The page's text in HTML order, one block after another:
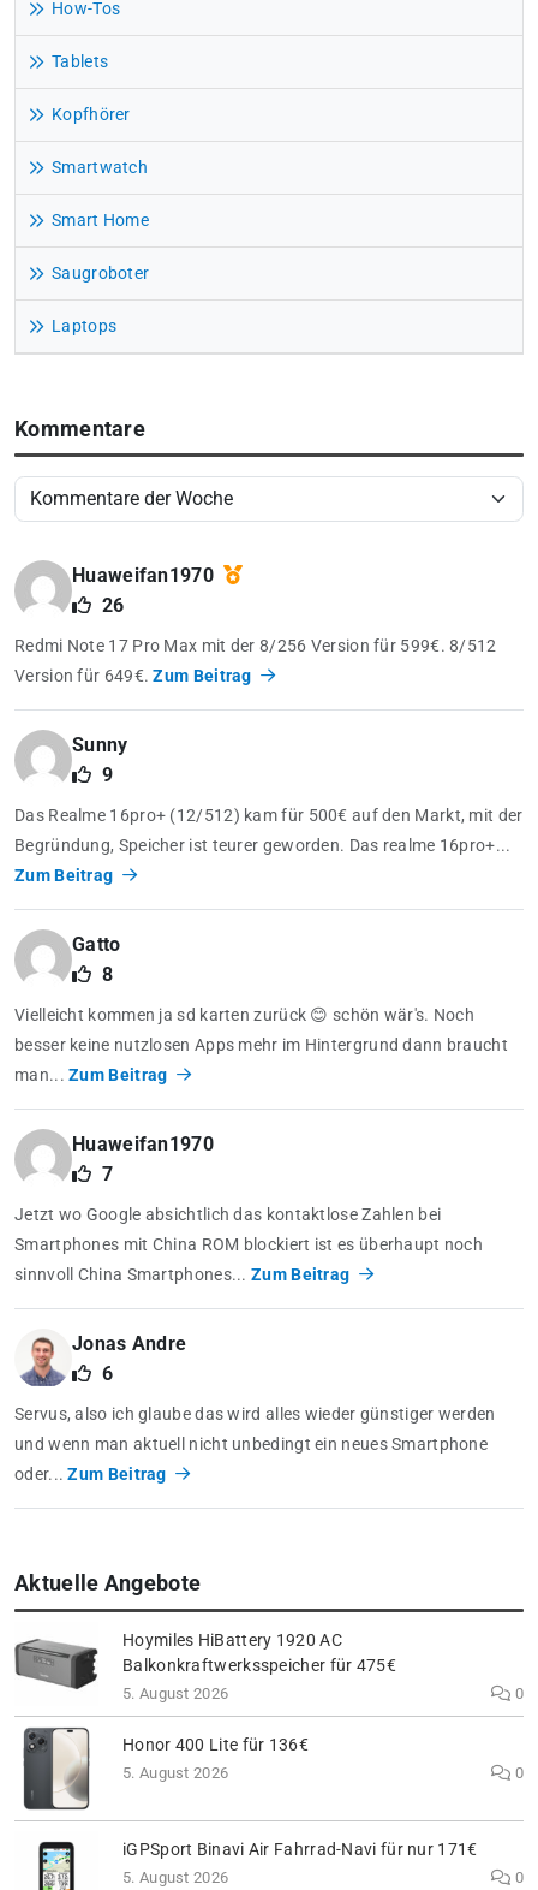
How-Tos
Tablets
Kopfhörer
Smartwatch
Smart Home
Saugroboter
Laptops
Kommentare
Huaweifan1970
26
Redmi Note 17 Pro Max mit der 8/256 Version für 599€. 8/512
Version für 649€.Zum Beitrag
Sunny
9
Das Realme 16pro+ (12/512) kam für 500€ auf den Markt, mit der
Begründung, Speicher ist teurer geworden. Das realme 16pro+...
Zum Beitrag
Gatto
8
Vielleicht kommen ja sd karten zurück 😊 schön wär's. Noch
besser keine nutzlosen Apps mehr im Hintergrund dann braucht
man...Zum Beitrag
Huaweifan1970
7
Jetzt wo Google absichtlich das kontaktlose Zahlen bei
Smartphones mit China ROM blockiert ist es überhaupt noch
sinnvoll China Smartphones...Zum Beitrag
Jonas Andre
6
Servus, also ich glaube das wird alles wieder günstiger werden
und wenn man aktuell nicht unbedingt ein neues Smartphone
oder...Zum Beitrag
Aktuelle Angebote
Hoymiles HiBattery 1920 AC
Balkonkraftwerksspeicher für 475€
5. August 2026 0
Honor 400 Lite für 136€
5. August 2026 0
iGPSport Binavi Air Fahrrad-Navi für nur 171€
5. August 2026 0